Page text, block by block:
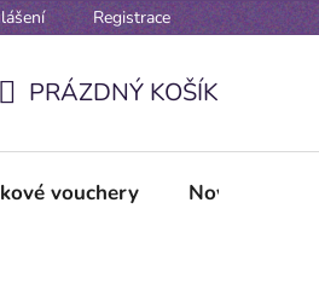
formuláře odstoupení / reklamace
Registrace
PRÁZDNÝ KOŠÍK
vouchery Novinky